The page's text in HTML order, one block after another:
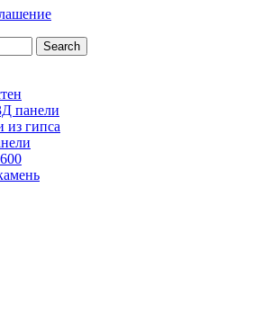
Search
панели
из гипса